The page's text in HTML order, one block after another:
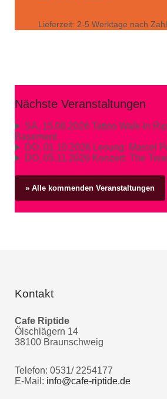
Lieferzeit: 2-5 Werktage nach
Nächste Veranstaltungen
SA, 15.08.2026Tattoo Walk-In
Basement
DO, 01.10.2026Lesung: Marcel
DO, 05.11.2026Konzert: The
» Alle kommenden Veranstaltungen
Kontakt
Cafe Riptide
Ölschlägern 14
38100 Braunschweig
Telefon: 0531/ 2254177
E-Mail: info@cafe-riptide.de